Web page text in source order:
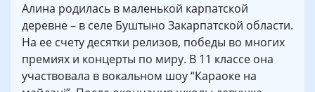
Алина родилась в маленькой карпатской
деревне – в селе Буштыно Закарпатской области.
На ее счету десятки релизов, победы во многих
премиях и концерты по миру. В 11 классе она
участвовала в вокальном шоу “Караоке на